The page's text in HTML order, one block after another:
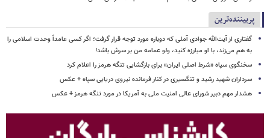
پربیننده‌ترین
گفتاری از آیت‌الله جوادی آملی که دوباره مورد توجه قرار گرفت؛ اگر کسی عامداً وحدت اسلامی را
به هم می‌زند، با او مبارزه کنید، ولو عمامه من بر سرش باشد!
سخنگوی سپاه «شرط اصلی ایران» برای بازگشایی تنگه هرمز را اعلام کرد
سرداران شهید رشید و تنگسیری در کنار فرمانده نیروی دریایی سپاه + عکس
هشدار مهم دبیر شورای عالی امنیت ملی به آمریکا در مورد تنگه هرمز + عکس